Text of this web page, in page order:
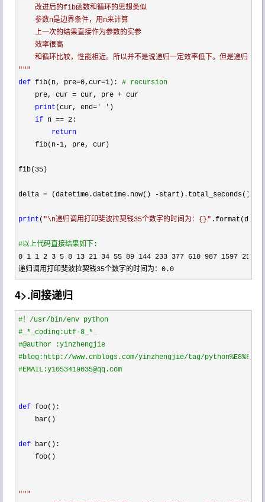
    改进后的fib函数和循环的思想类似
    参数n是边界条件，用n来计算
    上一次的结果直接作为参数的实参
    效率很高
"""
def fib(n, pre=0,cur=1): # recursion
    pre, cur = cur, pre +
cur
print (cur, end= ' ' )
if n == 2 :
return
    fib(n
-1, pre, cur)
fib( 35 )
delta = (datetime.datetime.now() -start).total_seconds()
print ( "\n递归调用打印斐波拉契钱35个数字的时间为：{}"
#以上代码直接结果如下:
0 1 1 2 3 5 8 13 21 34 55 89 144 233 377 610 987 1597 2584
递归调用打印斐波拉契钱35个数字的时间为： 0.0
4>.间接递归
#！/usr/bin/env python
# _*_coding:utf-8_*_
#@author :yinzhengjie
#blog:http://www.cnblogs.com/yinzhengjie/tag/
#EMAIL:y1053419035@qq.com
def foo():
    bar()
def bar():
    foo()
"""